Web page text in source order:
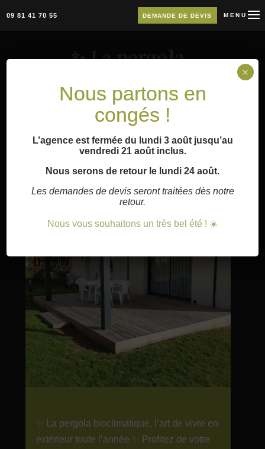
09 81 41 70 55 DEMANDE DE DEVIS MENU
✨ La pergola
de vivre en extérieur
toute…
3 Oct 2025
✨ La pergola bioclimatique, l’art de vivre en
extérieur toute l’année ✨ Profitez de votre
Nous partons en
congés !
L’agence est fermée du lundi 3 août jusqu’au
vendredi 21 août inclus.
Nous serons de retour le lundi 24 août.
Les demandes de devis seront traitées dès notre
retour.
Nous vous souhaitons un très bel été ! ☀️
×